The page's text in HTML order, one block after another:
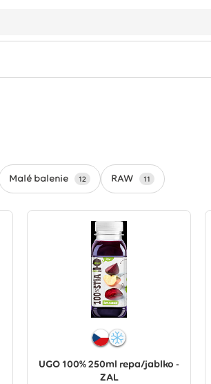
Malé balenie 12 RAW 11
UGO 100% 250ml repa/jablko -
ZAL